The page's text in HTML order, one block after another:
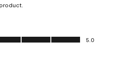
of 5
5.0